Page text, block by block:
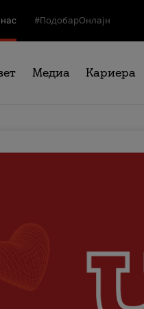
#ПодобарОнлајн
Медиа Кариера